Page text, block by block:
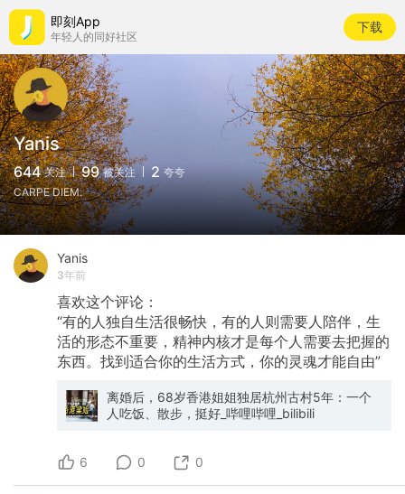
即刻App
年轻人的同好社区
下载
Yanis
644 关注 99 被关注 2 夸夸
CARPE DIEM.
Yanis
3年前
喜欢这个评论：
“有的人独自生活很畅快，有的人则需要人陪伴，生
活的形态不重要，精神内核才是每个人需要去把握的
东西。找到适合你的生活方式，你的灵魂才能自由​”
离婚后，68岁香港姐姐独居杭州古村5年：一个
人吃饭、散步，挺好_哔哩哔哩_bilibili
6 0 0